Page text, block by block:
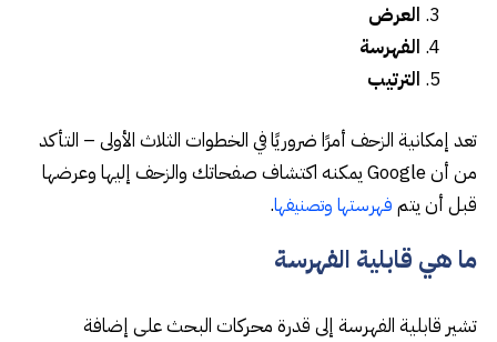
العرض
الفهرسة
الترتيب
تعد إمكانية الزحف أمرًا ضروريًا في الخطوات الثلاث الأولى – التأكد
من أن Google يمكنه اكتشاف صفحاتك والزحف إليها وعرضها
قبل أن يتم فهرستها وتصنيفها.
ما هي قابلية الفهرسة
تشير قابلية الفهرسة إلى قدرة محركات البحث على إضافة